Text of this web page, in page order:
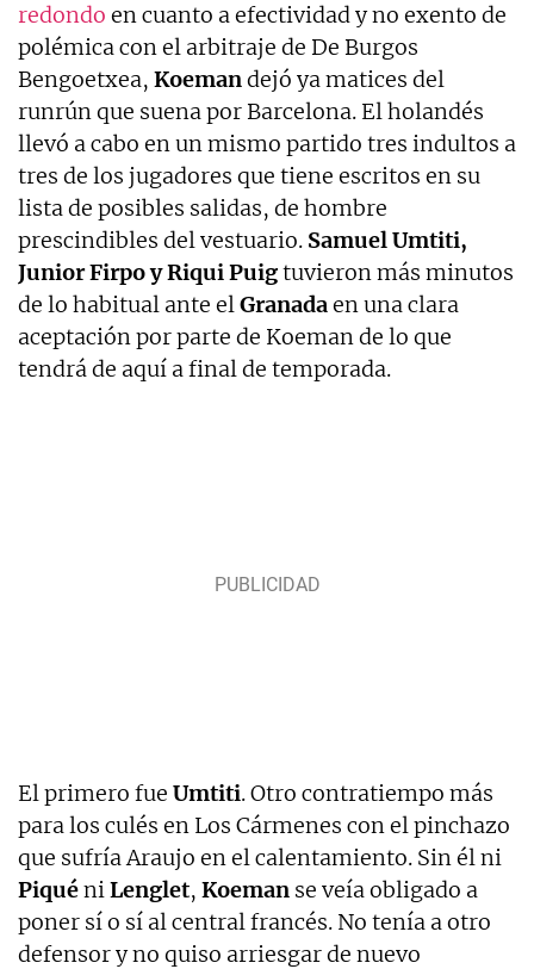
redondo en cuanto a efectividad y no exento de
polémica con el arbitraje de De Burgos
Bengoetxea, Koemandejó ya matices del
runrún que suena por Barcelona. El holandés
llevó a cabo en un mismo partido tres indultos a
tres de los jugadores que tiene escritos en su
lista de posibles salidas, de hombre
prescindibles del vestuario. Samuel Umtiti,
Junior Firpo y Riqui Puigtuvieron más minutos
de lo habitual ante elGranadaen una clara
aceptación por parte de Koeman de lo que
tendrá de aquí a final de temporada.
El primero fue Umtiti. Otro contratiempo más
para los culés en Los Cármenes con el pinchazo
que sufría Araujo en el calentamiento. Sin él ni
PiquéniLenglet, Koeman se veía obligado a
poner sí o sí al central francés. No tenía a otro
defensor y no quiso arriesgar de nuevo